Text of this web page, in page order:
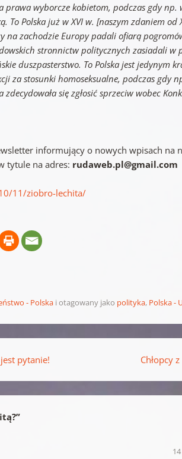
prawa wyborcze kobietom, podczas gdy
Polska już w XVI w. [naszym zdaniem od
na zachodzie Europy padali ofiarą
stronnictw politycznych zasiadali w
duszpasterstwo. To Polska jest jedynym
za stosunki homoseksualne, podczas gdy
się zgłosić sprzeciw wobec
informujący o nowych wpisach na
tytule na adres: rudaweb.pl@gmail.com
11/ziobro-lechita/
- Polska i otagowany jako polityka, Polska -
pytanie! Chłopcy
”